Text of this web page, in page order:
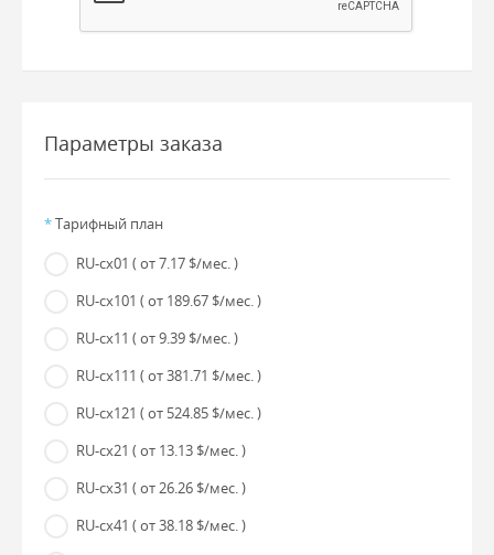
Параметры заказа
*Тарифный план
RU-cx01 ( от 7.17 $/мес. )
RU-cx101 ( от 189.67 $/мес. )
RU-cx11 ( от 9.39 $/мес. )
RU-cx111 ( от 381.71 $/мес. )
RU-cx121 ( от 524.85 $/мес. )
RU-cx21 ( от 13.13 $/мес. )
RU-cx31 ( от 26.26 $/мес. )
RU-cx41 ( от 38.18 $/мес. )